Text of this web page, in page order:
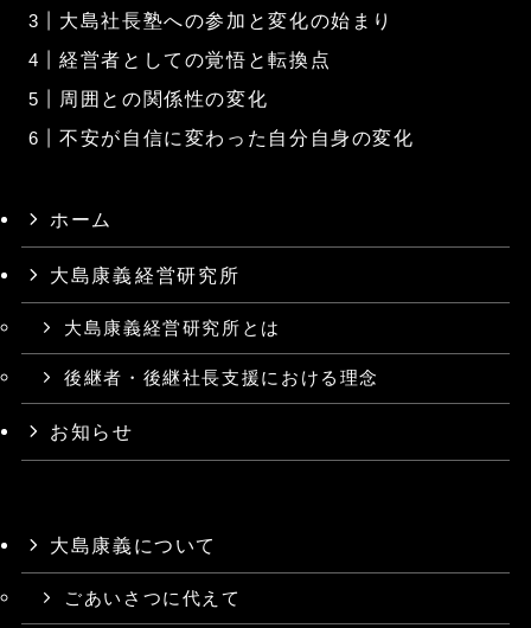
大島社長塾への参加と変化の始まり
経営者としての覚悟と転換点
周囲との関係性の変化
不安が自信に変わった自分自身の変化
ホーム
大島康義⁨経営研究所
大島康義経営研究所とは
後継者・後継社長支援における理念
お知らせ
大島康義について
ごあいさつに代えて